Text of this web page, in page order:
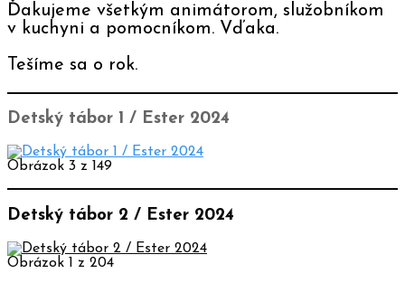
Ďakujeme všetkým animátorom, služobníkom
v kuchyni a pomocníkom. Vďaka.
Tešíme sa o rok.
Detský tábor 1 / Ester 2024
Obrázok 3 z 149
Detský tábor 2 / Ester 2024
Obrázok 1 z 204